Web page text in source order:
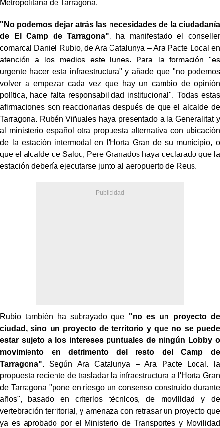
Metropolitana de Tarragona.
"No podemos dejar atrás las necesidades de la ciudadanía
de El Camp de Tarragona",
ha manifestado el conseller
comarcal Daniel Rubio, de Ara Catalunya – Ara Pacte Local en
atención a los medios este lunes. Para la formación "es
urgente hacer esta infraestructura" y añade que "no podemos
volver a empezar cada vez que hay un cambio de opinión
política, hace falta responsabilidad institucional". Todas estas
afirmaciones son reaccionarias después de que el alcalde de
Tarragona, Rubén Viñuales haya presentado a la Generalitat y
al ministerio español otra propuesta alternativa con ubicación
de la estación intermodal en l'Horta Gran de su municipio, o
que el alcalde de Salou, Pere Granados haya declarado que la
estación debería ejecutarse junto al aeropuerto de Reus.
Rubio también ha subrayado que "no es un proyecto de
ciudad, sino un proyecto de territorio y que no se puede
estar sujeto a los intereses puntuales de ningún Lobby o
movimiento en detrimento del resto del Camp de
Tarragona". Según Ara Catalunya – Ara Pacte Local, la
propuesta reciente de trasladar la infraestructura a l'Horta Gran
de Tarragona "pone en riesgo un consenso construido durante
años", basado en criterios técnicos, de movilidad y de
vertebración territorial, y amenaza con retrasar un proyecto que
ya es aprobado por el Ministerio de Transportes y Movilidad